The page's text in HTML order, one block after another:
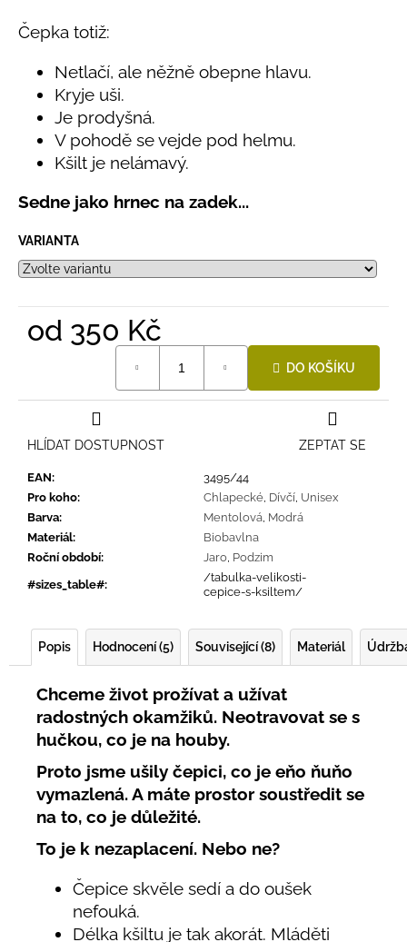
Čepka totiž:
Netlačí, ale něžně obepne hlavu.
Kryje uši.
Je prodyšná.
V pohodě se vejde pod helmu.
Kšilt je nelámavý.
Sedne jako hrnec na zadek...
VARIANTA
od 350 Kč
DO KOŠÍKU
EAN:
3495/44
Pro koho: Chlapecké, Dívčí, Unisex
Barva: Mentolová, Modrá
Materiál:
Biobavlna
Roční období: Jaro, Podzim
#sizes_table#:
/tabulka-velikosti-
cepice-s-ksiltem/
ZEPTAT SE
HLÍDAT DOSTUPNOST
Popis Hodnocení (5) Související (8) Materiál
Chceme život prožívat a užívat
radostných okamžiků. Neotravovat se s
hučkou, co je na houby.
Proto jsme ušily čepici, co je eňo ňuňo
vymazlená. A máte prostor soustředit se
na to, co je důležité.
To je k nezaplacení. Nebo ne?
Čepice skvěle sedí a do oušek
nefouká.
Délka kšiltu je tak akorát. Mláděti
m
RYCHLESCHNOUCÍ
KALHOTY
TYRKYSOVÉ
KORÁLKY
695
Kč